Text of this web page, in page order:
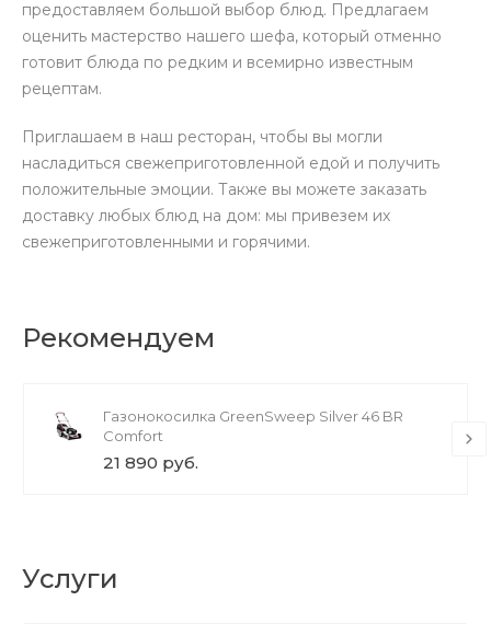
предоставляем большой выбор блюд. Предлагаем
оценить мастерство нашего шефа, который отменно
готовит блюда по редким и всемирно известным
рецептам.
Приглашаем в наш ресторан, чтобы вы могли
насладиться свежеприготовленной едой и получить
положительные эмоции. Также вы можете заказать
доставку любых блюд на дом: мы привезем их
свежеприготовленными и горячими.
Рекомендуем
Газонокосилка GreenSweep Silver 46 BR
Comfort
21 890 руб.
Услуги